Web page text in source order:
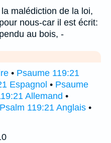
malédiction de la loi,
nous-car il est écrit:
au bois, -
• Psaume 119:21
Espagnol • Psaume
Allemand •
Psalm 119:21 Anglais •